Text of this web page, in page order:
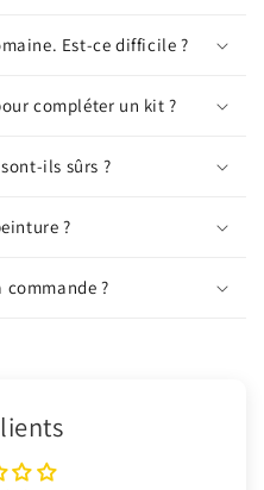
Est-ce difficile ?
compléter un kit ?
ils sûrs ?
?
?